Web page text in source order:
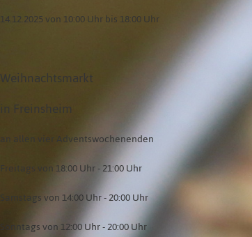
14.12.2025 von 10:00 Uhr bis 18:00 Uhr
Weihnachtsmarkt
in Freinsheim
an allen vier Adventswochenenden
Freitags von 18:00 Uhr - 21:00 Uhr
Samstags von 14:00 Uhr - 20:00 Uhr
Sonntags von 12:00 Uhr - 20:00 Uhr